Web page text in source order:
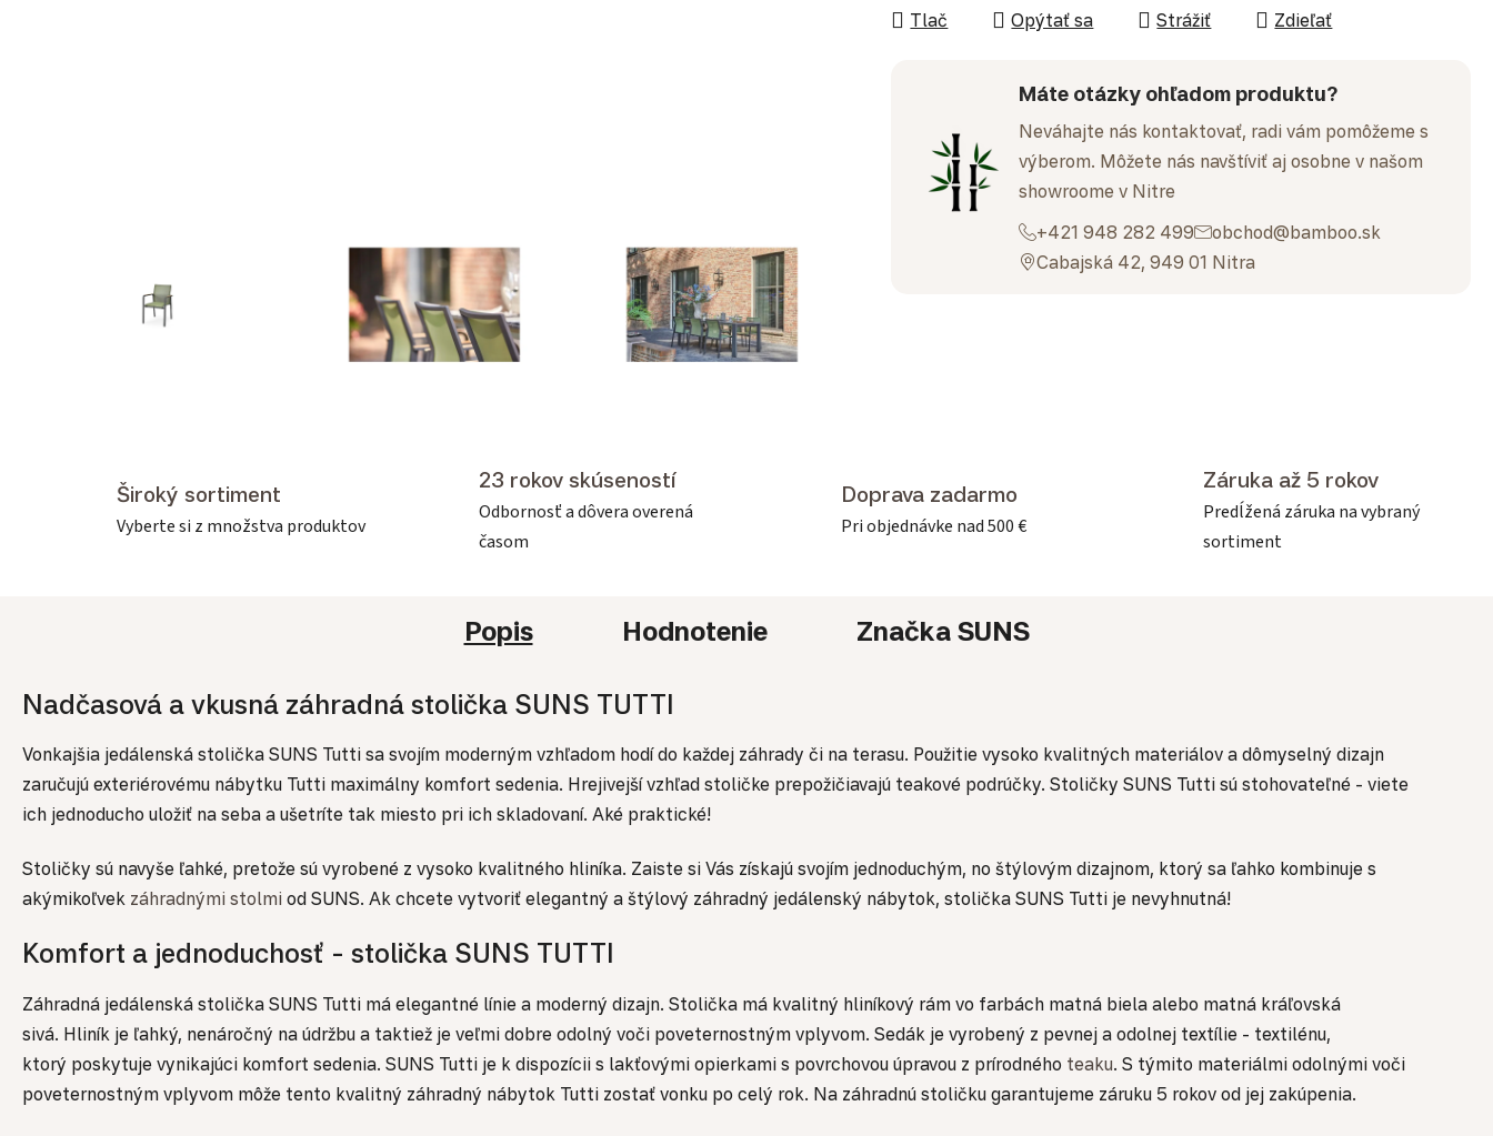
Tlač Opýtať sa Strážiť Zdieľať
Máte otázky ohľadom produktu?
Neváhajte nás kontaktovať, radi vám pomôžeme s
výberom. Môžete nás navštíviť aj osobne v našom
showroome v Nitre
+421 948 282 499
obchod@bamboo.sk
Cabajská 42, 949 01 Nitra
Široký sortiment
Vyberte si z množstva produktov
23 rokov skúseností
Odbornosť a dôvera overená
časom
Doprava zadarmo
Pri objednávke nad 500 €
Záruka až 5 rokov
Predĺžená záruka na vybraný
sortiment
Popis Hodnotenie ZnačkaSUNS
Nadčasová a vkusná záhradná stolička SUNS TUTTI
Vonkajšia jedálenská stolička SUNS Tutti sa svojím moderným vzhľadom hodí do každej záhrady či na terasu. Použitie vysoko kvalitných materiálov a dômyselný dizajn
zaručujú exteriérovému nábytku Tutti maximálny komfort sedenia. Hrejivejší vzhľad stoličke prepožičiavajú teakové podrúčky. Stoličky SUNS Tutti sú stohovateľné - viete
ich jednoducho uložiť na seba a ušetríte tak miesto pri ich skladovaní. Aké praktické!
Stoličky sú navyše ľahké, pretože sú vyrobené z vysoko kvalitného hliníka. Zaiste si Vás získajú svojím jednoduchým, no štýlovým dizajnom, ktorý sa ľahko kombinuje s
akýmikoľvek záhradnými stolmi od SUNS. Ak chcete vytvoriť elegantný a štýlový záhradný jedálenský nábytok, stolička SUNS Tutti je nevyhnutná!
Komfort a jednoduchosť - stolička SUNS TUTTI
Záhradná jedálenská stolička SUNS Tutti má elegantné línie a moderný dizajn. Stolička má kvalitný hliníkový rám vo farbách matná biela alebo matná kráľovská
sivá. Hliník je ľahký, nenáročný na údržbu a taktiež je veľmi dobre odolný voči poveternostným vplyvom. Sedák je vyrobený z pevnej a odolnej textílie - textilénu,
ktorý poskytuje vynikajúci komfort sedenia. SUNS Tutti je k dispozícii s lakťovými opierkami s povrchovou úpravou z prírodného teaku. S týmito materiálmi odolnými voči
poveternostným vplyvom môže tento kvalitný záhradný nábytok Tutti zostať vonku po celý rok. Na záhradnú stoličku garantujeme záruku 5 rokov od jej zakúpenia.